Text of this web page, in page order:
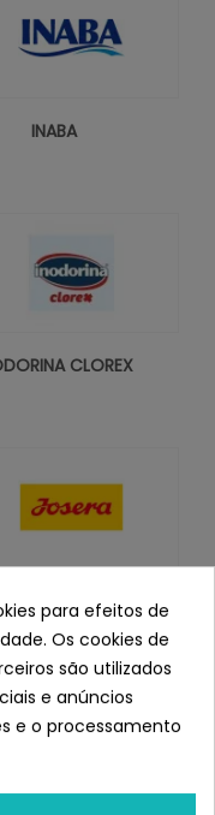
INABA
CLOREX
para efeitos de
Os cookies de
são utilizados
e anúncios
e o processamento